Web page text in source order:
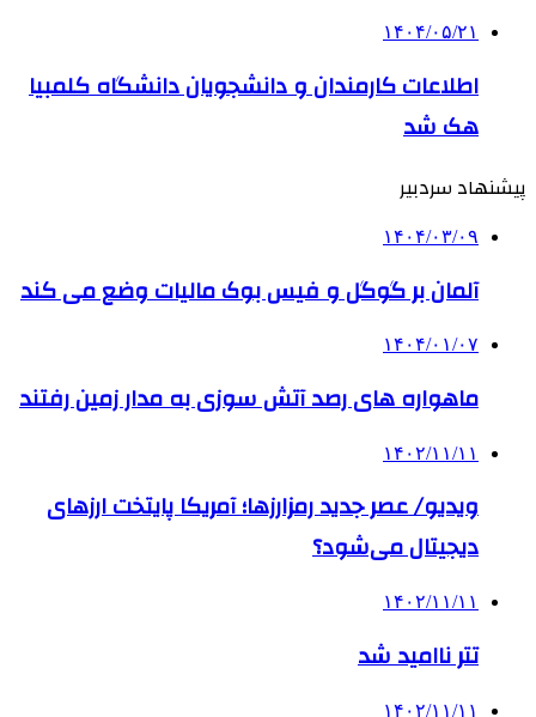
۱۴۰۴/۰۵/۲۱
اطلاعات کارمندان و دانشجویان دانشگاه کلمبیا
هک شد
پیشنهاد سردبیر
۱۴۰۴/۰۳/۰۹
آلمان بر گوگل و فیس بوک مالیات وضع می کند
۱۴۰۴/۰۱/۰۷
ماهواره های رصد آتش سوزی به مدار زمین رفتند
۱۴۰۲/۱۱/۱۱
ویدیو/ عصر جدید رمزارزها؛ آمریکا پایتخت ارزهای
دیجیتال می‌شود؟
۱۴۰۲/۱۱/۱۱
تتر ناامید شد
۱۴۰۲/۱۱/۱۱